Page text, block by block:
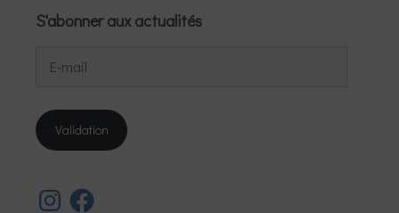
S'abonner aux actualités
mail
Validation
InstagramFacebook